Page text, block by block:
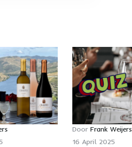
Door Frank Weijers
16 April 2025